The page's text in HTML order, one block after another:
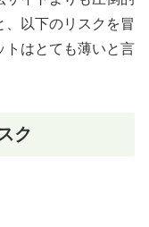
、以下のリスクを冒
トはとても薄いと言
ク